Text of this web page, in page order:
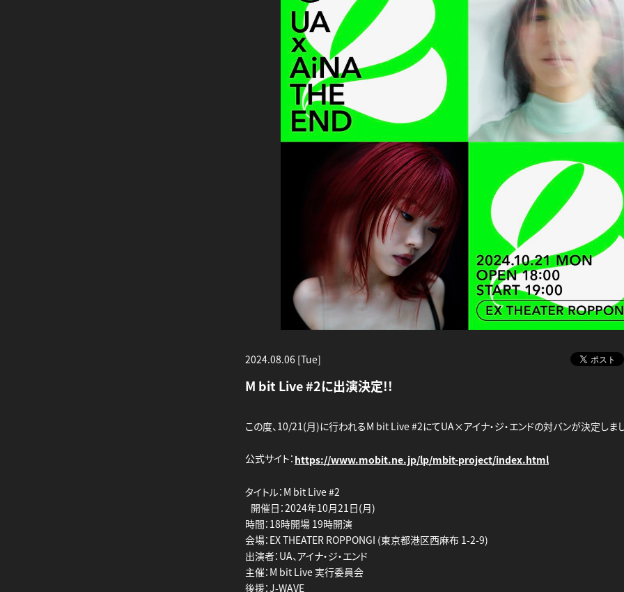
2024.08.06 [Tue]
M bit Live #2に出演決定!!
この度、10/21(月)に行われるM bit Live #2にてUA×アイナ・ジ・エンドの対バンが決定しま
公式サイト： https://www.mobit.ne.jp/lp/mbit-project/index.html
タイトル：M bit Live #2
開催日：2024年10月21日(月)
時間：18時開場 19時開演
会場：EX THEATER ROPPONGI (東京都港区⻄麻布 1-2-9)
出演者：UA、アイナ・ジ・エンド
主催：M bit Live 実行委員会
後援：J-WAVE